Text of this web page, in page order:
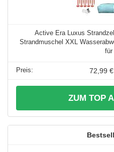
Active Era Luxus
Strandmuschel XXL
für
72,99 €
ZUM TOP